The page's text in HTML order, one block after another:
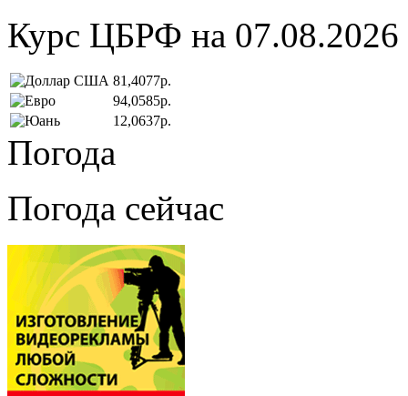
Курс ЦБРФ на 07.08.2026
81,4077р.
94,0585р.
12,0637р.
Погода
Погода сейчас